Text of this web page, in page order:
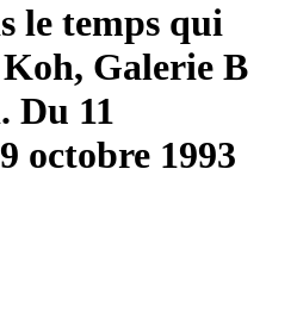
le temps qui
Galerie B
Du 11
octobre 1993